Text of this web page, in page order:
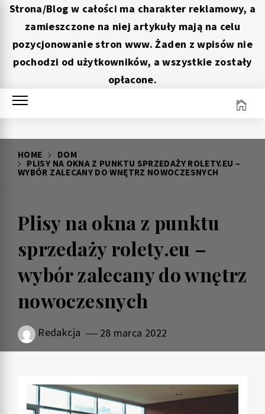
Strona/Blog w całości ma charakter reklamowy, a
zamieszczone na niej artykuły mają na celu
pozycjonowanie stron www. Żaden z wpisów nie
pochodzi od użytkowników, a wszystkie zostały
opłacone.
Skip
HOME
DOM
PLISY NA OKNA Z PUNKTU SPRZEDAŻY ROLETY.EU –
WYBÓR ZALECANY DO WNĘTRZ NOWOCZESNYCH
Plisy na okna z punktu
sprzedaży rolety.eu –
wybór zalecany do wnętrz
nowoczesnych
Redakcja 28 marca 2022